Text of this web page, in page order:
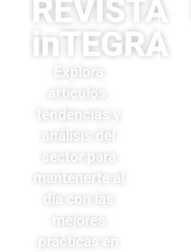
REVISTA
inTEGRA
Explora
artículos,
tendencias y
análisis del
sector para
mantenerte al
día con las
mejores
prácticas en